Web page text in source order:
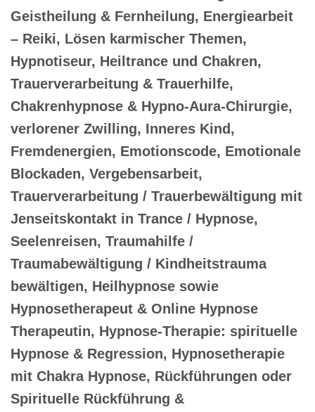
Geistheilung & Fernheilung, Energiearbeit
– Reiki, Lösen karmischer Themen,
Hypnotiseur, Heiltrance und Chakren,
Trauerverarbeitung & Trauerhilfe,
Chakrenhypnose & Hypno-Aura-Chirurgie,
verlorener Zwilling, Inneres Kind,
Fremdenergien, Emotionscode, Emotionale
Blockaden, Vergebensarbeit,
Trauerverarbeitung / Trauerbewältigung mit
Jenseitskontakt in Trance / Hypnose,
Seelenreisen, Traumahilfe /
Traumabewältigung / Kindheitstrauma
bewältigen, Heilhypnose sowie
Hypnosetherapeut & Online Hypnose
Therapeutin, Hypnose-Therapie: spirituelle
Hypnose & Regression, Hypnosetherapie
mit Chakra Hypnose, Rückführungen oder
Spirituelle Rückführung &